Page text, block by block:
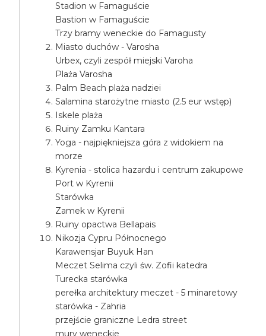
Stadion w Famaguście
Bastion w Famaguście
Trzy bramy weneckie do Famagusty
Miasto duchów - Varosha
Urbex, czyli zespół miejski Varoha
Plaża Varosha
Palm Beach plaża nadziei
Salamina starożytne miasto (2.5 eur wstęp)
Iskele plaża
Ruiny Zamku Kantara
Yoga - najpiękniejsza góra z widokiem na
morze
Kyrenia - stolica hazardu i centrum zakupowe
Port w Kyrenii
Starówka
Zamek w Kyrenii
Ruiny opactwa Bellapais
Nikozja Cypru Północnego
Karawensjar Buyuk Han
Meczet Selima czyli św. Zofii katedra
Turecka starówka
perełka architektury meczet - 5 minaretowy
starówka - Zahria
przejście graniczne Ledra street
mury weneckie